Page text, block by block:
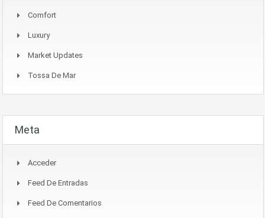
Comfort
Luxury
Market Updates
Tossa De Mar
Meta
Acceder
Feed De Entradas
Feed De Comentarios